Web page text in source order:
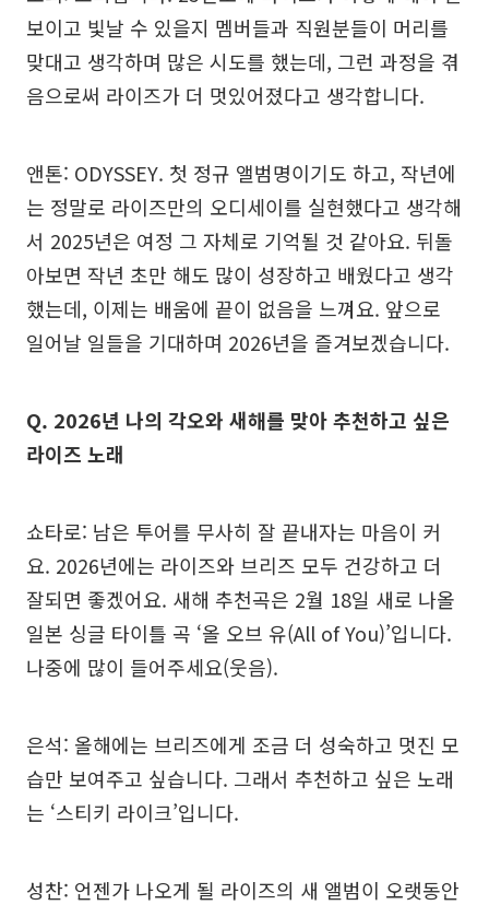
보이고 빛날 수 있을지 멤버들과 직원분들이 머리를
맞대고 생각하며 많은 시도를 했는데, 그런 과정을 겪
음으로써 라이즈가 더 멋있어졌다고 생각합니다.
앤톤: ODYSSEY. 첫 정규 앨범명이기도 하고, 작년에
는 정말로 라이즈만의 오디세이를 실현했다고 생각해
서 2025년은 여정 그 자체로 기억될 것 같아요. 뒤돌
아보면 작년 초만 해도 많이 성장하고 배웠다고 생각
했는데, 이제는 배움에 끝이 없음을 느껴요. 앞으로
일어날 일들을 기대하며 2026년을 즐겨보겠습니다.
Q. 2026년 나의 각오와 새해를 맞아 추천하고 싶은
라이즈 노래
쇼타로: 남은 투어를 무사히 잘 끝내자는 마음이 커
요. 2026년에는 라이즈와 브리즈 모두 건강하고 더
잘되면 좋겠어요. 새해 추천곡은 2월 18일 새로 나올
일본 싱글 타이틀 곡 ‘올 오브 유(All of You)’입니다.
나중에 많이 들어주세요(웃음).
은석: 올해에는 브리즈에게 조금 더 성숙하고 멋진 모
습만 보여주고 싶습니다. 그래서 추천하고 싶은 노래
는 ‘스티키 라이크’입니다.
성찬: 언젠가 나오게 될 라이즈의 새 앨범이 오랫동안